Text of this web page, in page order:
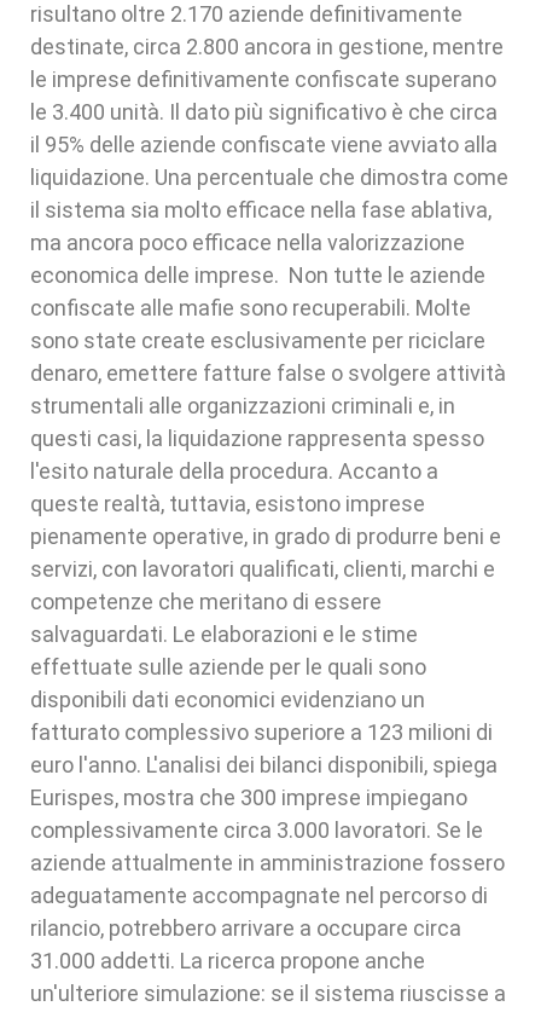
risultano oltre 2.170 aziende definitivamente
destinate, circa 2.800 ancora in gestione, mentre
le imprese definitivamente confiscate superano
le 3.400 unità. Il dato più significativo è che circa
il 95% delle aziende confiscate viene avviato alla
liquidazione. Una percentuale che dimostra come
il sistema sia molto efficace nella fase ablativa,
ma ancora poco efficace nella valorizzazione
economica delle imprese. Non tutte le aziende
confiscate alle mafie sono recuperabili. Molte
sono state create esclusivamente per riciclare
denaro, emettere fatture false o svolgere attività
strumentali alle organizzazioni criminali e, in
questi casi, la liquidazione rappresenta spesso
l'esito naturale della procedura. Accanto a
queste realtà, tuttavia, esistono imprese
pienamente operative, in grado di produrre beni e
servizi, con lavoratori qualificati, clienti, marchi e
competenze che meritano di essere
salvaguardati. Le elaborazioni e le stime
effettuate sulle aziende per le quali sono
disponibili dati economici evidenziano un
fatturato complessivo superiore a 123 milioni di
euro l'anno. L'analisi dei bilanci disponibili, spiega
Eurispes, mostra che 300 imprese impiegano
complessivamente circa 3.000 lavoratori. Se le
aziende attualmente in amministrazione fossero
adeguatamente accompagnate nel percorso di
rilancio, potrebbero arrivare a occupare circa
31.000 addetti. La ricerca propone anche
un'ulteriore simulazione: se il sistema riuscisse a